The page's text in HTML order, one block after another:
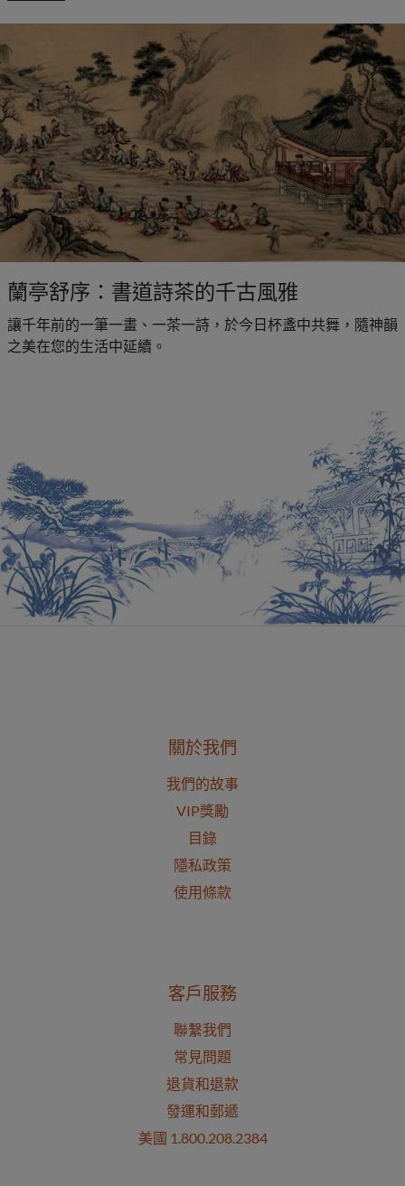
蘭亭舒序：書道詩茶的千古風雅
讓千年前的一筆一畫、一茶一詩，於今日杯盞中共舞，隨神韻
之美在您的生活中延續。
關於我們
我們的故事
VIP獎勵
目錄
隱私政策
使用條款
客戶服務
聯繫我們
常見問題
退貨和退款
發運和郵遞
美國 1.800.208.2384